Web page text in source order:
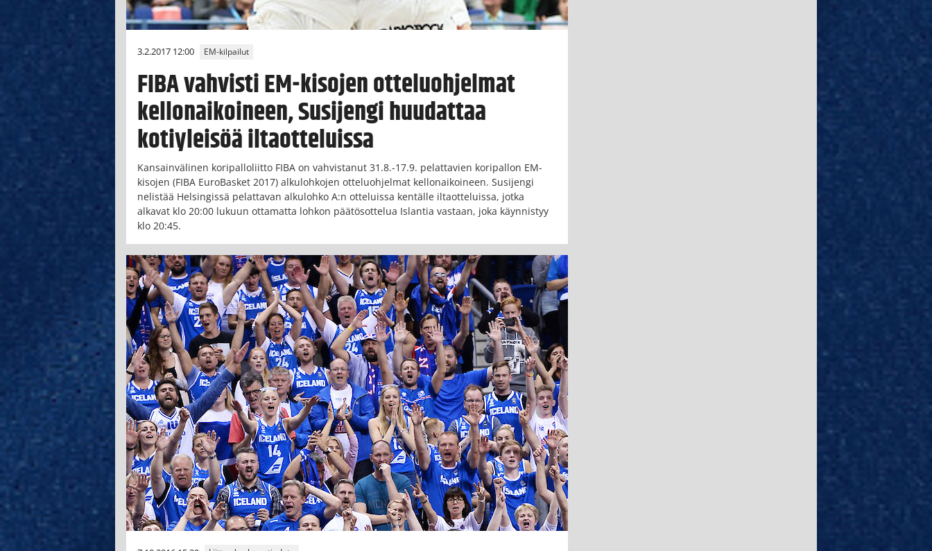
3.2.2017 12:00 EM-kilpailut
FIBA vahvisti EM-kisojen otteluohjelmat
kellonaikoineen, Susijengi huudattaa
kotiyleisöä iltaotteluissa
Kansainvälinen koripalloliitto FIBA on vahvistanut 31.8.-17.9. pelattavien koripallon EM-
kisojen (FIBA EuroBasket 2017) alkulohkojen otteluohjelmat kellonaikoineen. Susijengi
nelistää Helsingissä pelattavan alkulohko A:n otteluissa kentälle iltaotteluissa, jotka
alkavat klo 20:00 lukuun ottamatta lohkon päätösottelua Islantia vastaan, joka käynnistyy
klo 20:45.